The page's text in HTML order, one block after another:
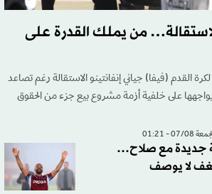
من يملك القدرة على
القدم (فيفا) جياني إنفانتينو الاستقالة رغم تصاعد
على خلفية أزمة مشروع بيع جزء من الحقوق
07/08 - 01:21
جديدة مع صلاح…
لا يوصف